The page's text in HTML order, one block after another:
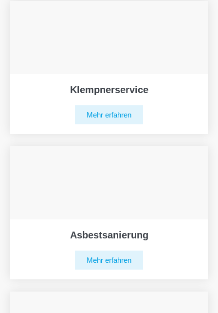
Klempnerservice
Mehr erfahren
Asbestsanierung
Mehr erfahren